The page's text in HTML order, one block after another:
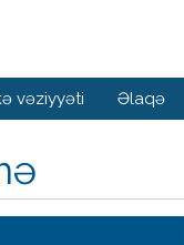
vəziyyəti Əlaqə